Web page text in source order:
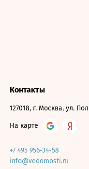
Контакты
127018, г. Москва, ул.
На карте
+7 495 956-34-58
info@vedomosti.ru